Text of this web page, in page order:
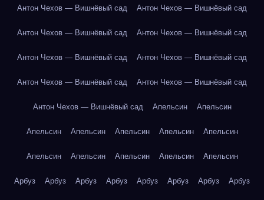
Антон Чехов — Вишнёвый сад Антон Чехов — Вишнёвый сад
Антон Чехов — Вишнёвый сад Антон Чехов — Вишнёвый сад
Антон Чехов — Вишнёвый сад Антон Чехов — Вишнёвый сад
Антон Чехов — Вишнёвый сад Антон Чехов — Вишнёвый сад
Антон Чехов — Вишнёвый сад Апельсин Апельсин
Апельсин Апельсин Апельсин Апельсин Апельсин
Апельсин Апельсин Апельсин Апельсин Апельсин
Арбуз Арбуз Арбуз Арбуз Арбуз Арбуз Арбуз Арбуз